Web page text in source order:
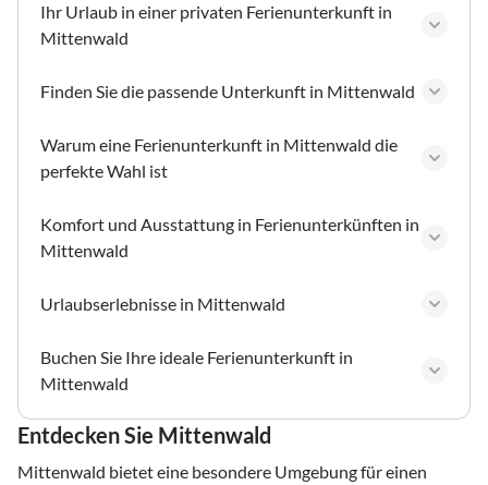
Ihr Urlaub in einer privaten Ferienunterkunft in
Mittenwald
Finden Sie die passende Unterkunft in Mittenwald
Warum eine Ferienunterkunft in Mittenwald die
perfekte Wahl ist
Komfort und Ausstattung in Ferienunterkünften in
Mittenwald
Urlaubserlebnisse in Mittenwald
Buchen Sie Ihre ideale Ferienunterkunft in
Mittenwald
Entdecken Sie Mittenwald
Mittenwald bietet eine besondere Umgebung für einen